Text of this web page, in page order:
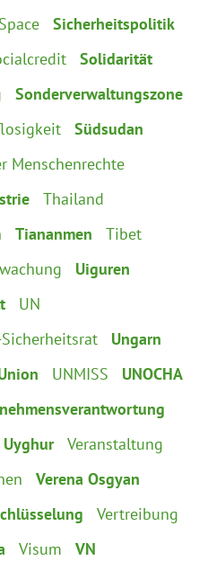
Sicherheitspolitik
Solidarität
Sonderverwaltungszone
Südsudan
Menschenrechte
Thailand
Tiananmen
Tibet
Uiguren
UN
Ungarn
UNMISS
UNOCHA
Uyghur
Veranstaltung
Verena Osgyan
Vertreibung
Visum
VN